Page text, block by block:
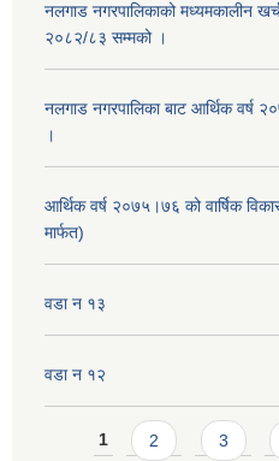
नलगाड नगरपालिकाको मध्यमकालीन
२०८२/८३ सम्मको ।
नलगाड नगरपालिका बाट आर्थिक वर्ष
।
आर्थिक वर्ष २०७५।७६ को वार्षिक
मार्फत)
वडा न १३
वडा न १२
Pages
1 2 3